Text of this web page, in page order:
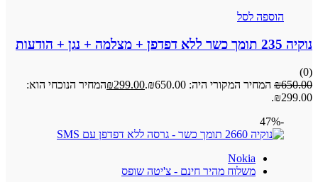
הוספה לסל
נוקיה 235 תומך כשר ללא דפדפן + מצלמה + נגן + הודעות
(0)
₪650.00 המחיר המקורי היה: ₪650.00. ₪299.00
המחיר הנוכחי הוא:
₪299.00.
-47%
Nokia
משלוח מהיר חינם - צ'יטה שופס